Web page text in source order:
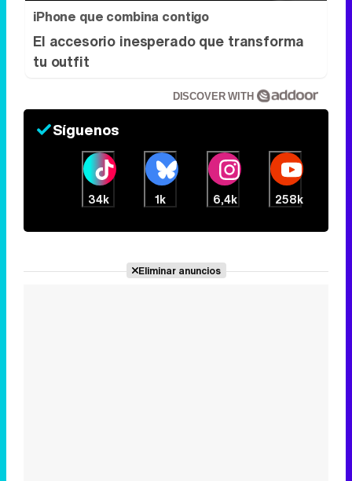
iPhone que combina contigo
El accesorio inesperado que transforma
tu outfit
DISCOVER WITH
Síguenos
34k 1k 6,4k 258k
Eliminar anuncios